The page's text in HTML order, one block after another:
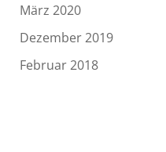
März 2020
Dezember 2019
Februar 2018